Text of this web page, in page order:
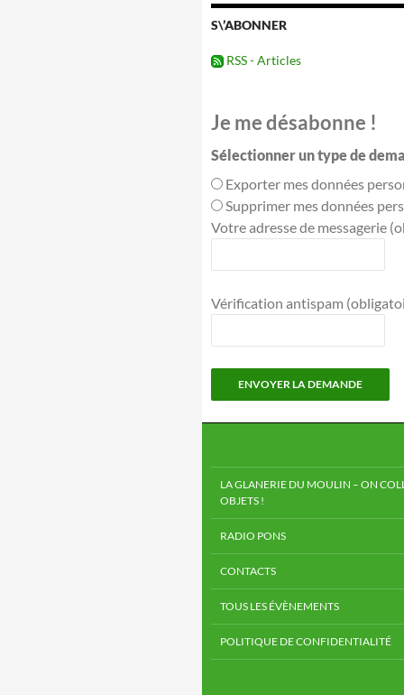
S\’ABONNER
RSS - Articles
Je me désabonne !
Sélectionner un type de
Exporter mes données
Supprimer mes données
Votre adresse de messagerie
Vérification antispam
LA GLANERIE DU MOULIN – ON
OBJETS !
RADIO PONS
CONTACTS
TOUS LES ÉVÈNEMENTS
POLITIQUE DE CONFIDENTIALITÉ